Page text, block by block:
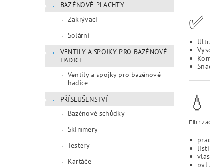
BAZÉNOVÉ PLACHTY
Zakrývací
Solární
VENTILY A SPOJKY PRO BAZÉNOVÉ
HADICE
Ventily a spojky pro bazénové
hadice
PŘÍSLUŠENSTVÍ
Bazénové schůdky
Skimmery
Testery
Kartáče
✅
Filtr
listí
pyl